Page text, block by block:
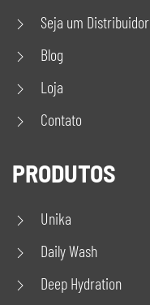
Seja um Distribuidor
Blog
Loja
Contato
PRODUTOS
Unika
Daily Wash
Deep Hydration